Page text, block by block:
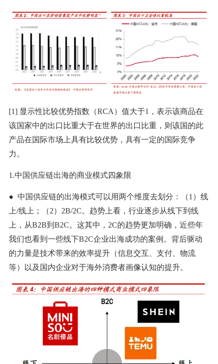
[1] 显示性比较优势指数（RCA）值大于1，表示该商品在
该国家中的出口比重大于在世界的出口比重，则该国的此
产品在国际市场上具有比较优势，具有一定的国际竞争
力。
1.中国供应链出海的商业模式四象限
● 中国供应链的出海模式可以用两个维度去划分：（1）线
上/线上；（2）2B/2C。趋势上看，行业逐步从线下到线
上，从B2B到B2C。这其中，2C的趋势更加明确，近些年
我们也看到一些线下B2C企业出海成功的案例。背后驱动
的力量是技术带来的效率提升（信息交互、支付、物流
等）以及国内企业对于海外消费者画像认知的提升。